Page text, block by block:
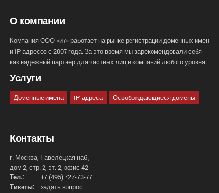
О компании
Компания ООО «и7» работает на рынке регистрации доменных имен
и IP-адресов с 2007 года. За это время мы зарекомендовали себя
как надежный партнер для частных лиц и компаний любого уровня.
Услуги
Доменные имена IP-адреса Освобождающиеся домены
Контакты
г. Москва, Павелецкая наб.,
дом 2, стр. 2, эт. 2, офис 42
Тел.:
+7 (495) 727-73-77
Тикеты:
задать вопрос